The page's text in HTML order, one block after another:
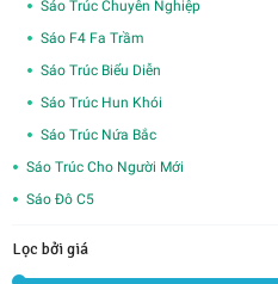
Sáo Trúc Chuyên Nghiệp
Sáo F4 Fa Trầm
Sáo Trúc Biểu Diễn
Sáo Trúc Hun Khói
Sáo Trúc Nứa Bắc
Sáo Trúc Cho Người Mới
Sáo Đô C5
Lọc bởi giá